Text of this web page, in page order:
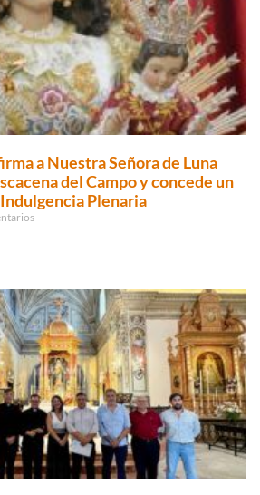
a Nuestra Señora de Luna
del Campo y concede un
Plenaria